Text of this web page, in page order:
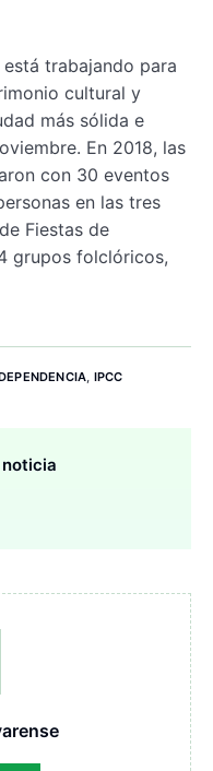
trabajando para
cultural y
más sólida e
En 2018, las
con 30 eventos
en las tres
Fiestas de
grupos folclóricos,
, IPCC